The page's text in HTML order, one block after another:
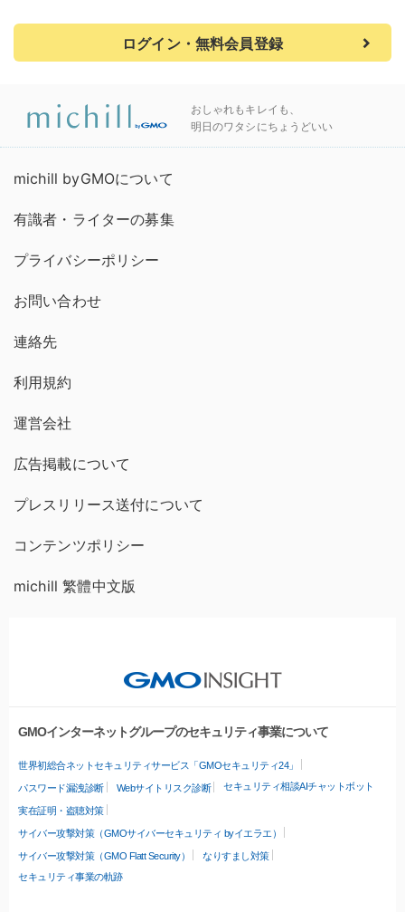
ログイン・無料会員登録
おしゃれもキレイも、
明日のワタシにちょうどいい
michill byGMOについて
有識者・ライターの募集
プライバシーポリシー
お問い合わせ
連絡先
利用規約
運営会社
広告掲載について
プレスリリース送付について
コンテンツポリシー
michill 繁體中文版
GMOインターネットグループのセキュリティ事業について
世界初総合ネットセキュリティサービス「GMOセキュリティ24」
パスワード漏洩診断 Webサイトリスク診断 セキュリティ相談AIチャットボット
実在証明・盗聴対策
サイバー攻撃対策（GMOサイバーセキュリティ byイエラエ）
サイバー攻撃対策（GMO Flatt Security）
なりすまし対策
セキュリティ事業の軌跡